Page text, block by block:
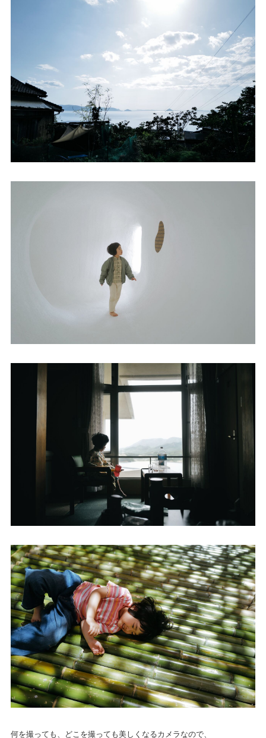
何を撮っても、どこを撮っても美しくなるカメラなので、